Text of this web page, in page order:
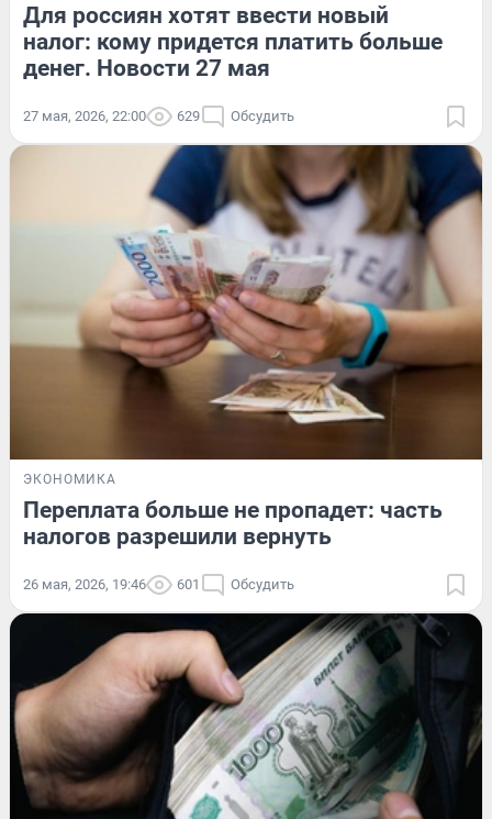
Для россиян хотят ввести новый
налог: кому придется платить больше
денег. Новости 27 мая
27 мая, 2026, 22:00 629 Обсудить
ЭКОНОМИКА
Переплата больше не пропадет: часть
налогов разрешили вернуть
26 мая, 2026, 19:46 601 Обсудить